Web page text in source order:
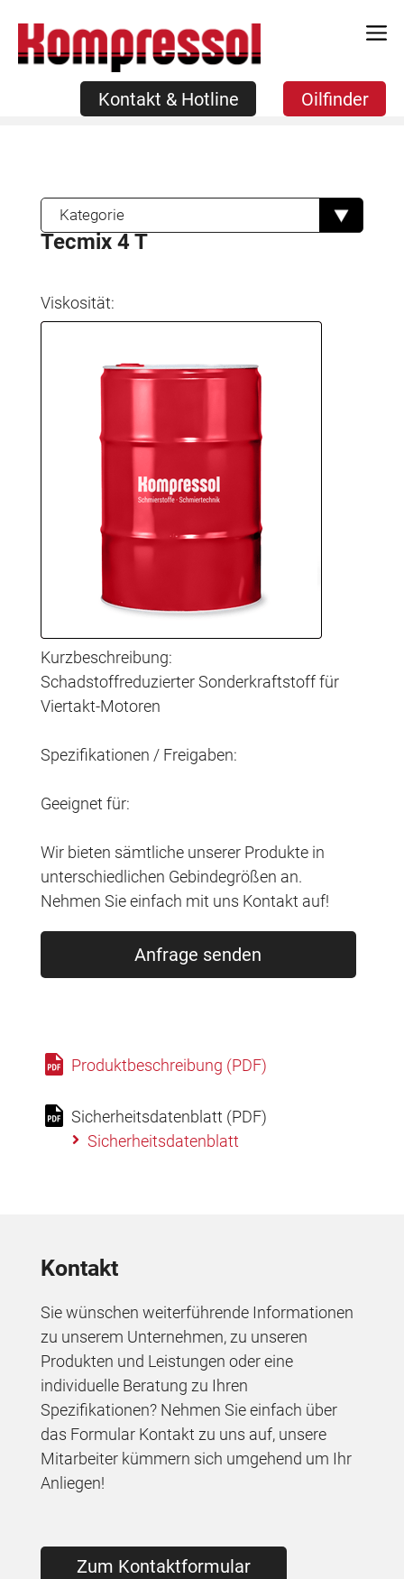
Inhalt
springen
Oilfinder
Kontakt & Hotline Oilfinder
Kategorie
Tecmix 4 T
Viskosität:
Kurzbeschreibung:
Schadstoffreduzierter Sonderkraftstoff für
Viertakt-Motoren
Spezifikationen / Freigaben:
Geeignet für:
Wir bieten sämtliche unserer Produkte in
unterschiedlichen Gebindegrößen an.
Nehmen Sie einfach mit uns Kontakt auf!
Anfrage senden
Produktbeschreibung (PDF)
Sicherheitsdatenblatt (PDF)
Sicherheitsdatenblatt
Kontakt
Sie wünschen weiterführende Informationen
zu unserem Unternehmen, zu unseren
Produkten und Leistungen oder eine
individuelle Beratung zu Ihren
Spezifikationen? Nehmen Sie einfach über
das Formular Kontakt zu uns auf, unsere
Mitarbeiter kümmern sich umgehend um Ihr
Anliegen!
Zum Kontaktformular